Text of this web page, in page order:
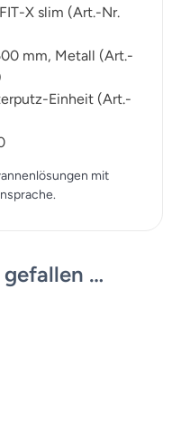
X slim (Art.-Nr.
mm, Metall (Art.-
Einheit (Art.-
mit
gefallen …